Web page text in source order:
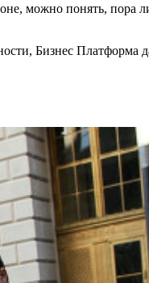
можно понять, пора
Бизнес Платформа